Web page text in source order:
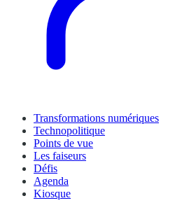
Transformations numériques
Technopolitique
Points de vue
Les faiseurs
Défis
Agenda
Kiosque